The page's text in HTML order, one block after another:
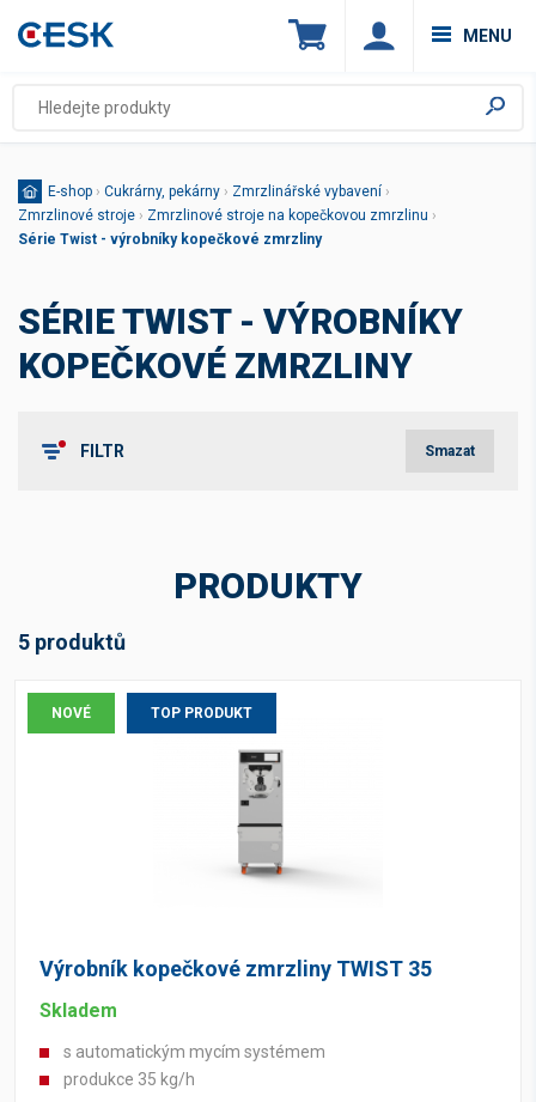
MENU
E-shop › Cukrárny, pekárny › Zmrzlinářské vybavení ›
Zmrzlinové stroje › Zmrzlinové stroje na kopečkovou zmrzlinu ›
Série Twist - výrobníky kopečkové zmrzliny
SÉRIE TWIST - VÝROBNÍKY
KOPEČKOVÉ ZMRZLINY
FILTR Smazat
100 kg
Skladová dostupnost
Štítky
Novinka
PRODUKTY
5 produktů
NOVÉ TOP PRODUKT
Výrobník kopečkové zmrzliny TWIST 35
Skladem
s automatickým mycím systémem
produkce 35 kg/h